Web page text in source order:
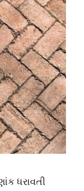
ધરાવતી